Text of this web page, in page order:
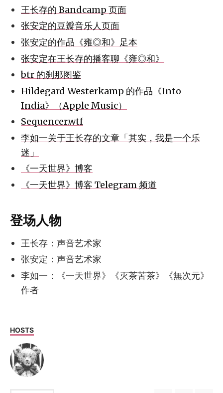
王长存的 Bandcamp 页面
张安定的豆瓣音乐人页面
张安定的作品《雍◎和》足本
张安定在王长存的播客聊《雍◎和》
btr 的刹那图鉴
Hildegard Westerkamp 的作品《Into
India》（Apple Music）
Sequencer.wtf
李如一关于王长存的文章「其实，我是一个乐
迷」
《一天世界》博客
《一天世界》博客 Telegram 频道
登场人物
王长存：声音艺术家
张安定：声音艺术家
李如一：《一天世界》《灭茶苦茶》《無次元》
作者
HOSTS